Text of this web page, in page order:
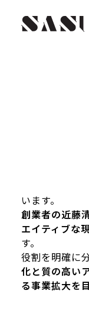
います。
創業者の近藤
エイティブな
す。
役割を明確に
化と質の高い
る事業拡大を